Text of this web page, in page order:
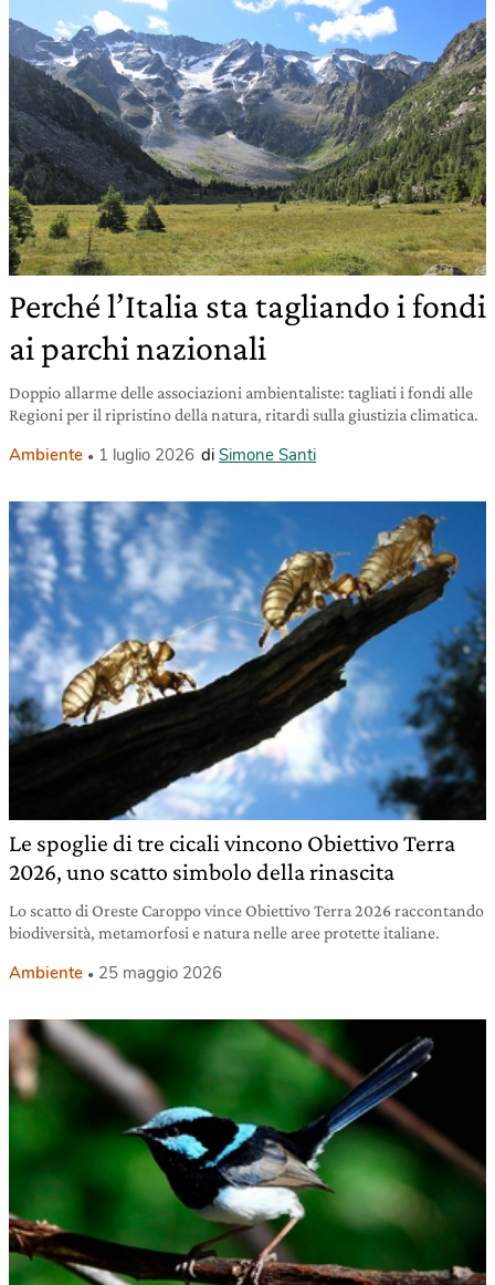
Perché l’Italia sta tagliando i fondi
ai parchi nazionali
Doppio allarme delle associazioni ambientaliste: tagliati i fondi alle
Regioni per il ripristino della natura, ritardi sulla giustizia climatica.
Ambiente 1 luglio 2026 di Simone Santi
Le spoglie di tre cicali vincono Obiettivo Terra
2026, uno scatto simbolo della rinascita
Lo scatto di Oreste Caroppo vince Obiettivo Terra 2026 raccontando
biodiversità, metamorfosi e natura nelle aree protette italiane.
Ambiente 25 maggio 2026